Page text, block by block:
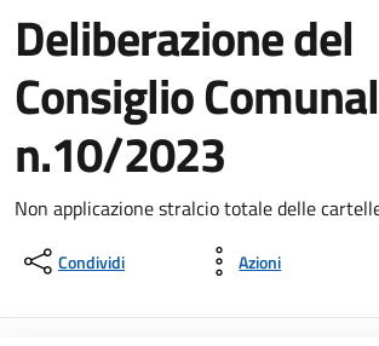
Deliberazione del
Consiglio
n.10/2023
Non applicazione stralcio totale delle
Condividi Azioni